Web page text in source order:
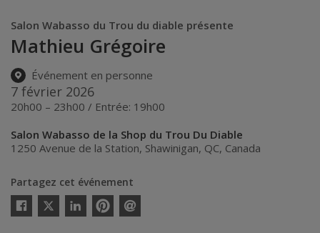
Salon Wabasso du Trou du diable présente
Mathieu Grégoire
Événement en personne
7 février 2026
20h00 – 23h00 / Entrée: 19h00
Salon Wabasso de la Shop du Trou Du Diable
1250 Avenue de la Station, Shawinigan, QC, Canada
Partagez cet événement
Twitter